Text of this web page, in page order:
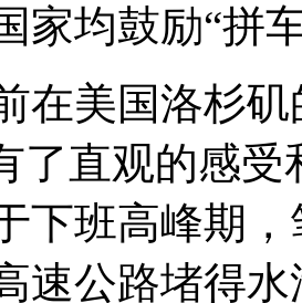
均鼓励“拼
美国洛杉矶
了直观的感
下班高峰期
速公路堵得